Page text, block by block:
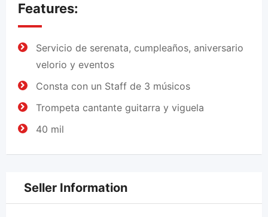
Features:
Servicio de serenata, cumpleaños, aniversario
velorio y eventos
Consta con un Staff de 3 músicos
Trompeta cantante guitarra y viguela
40 mil
Seller Information